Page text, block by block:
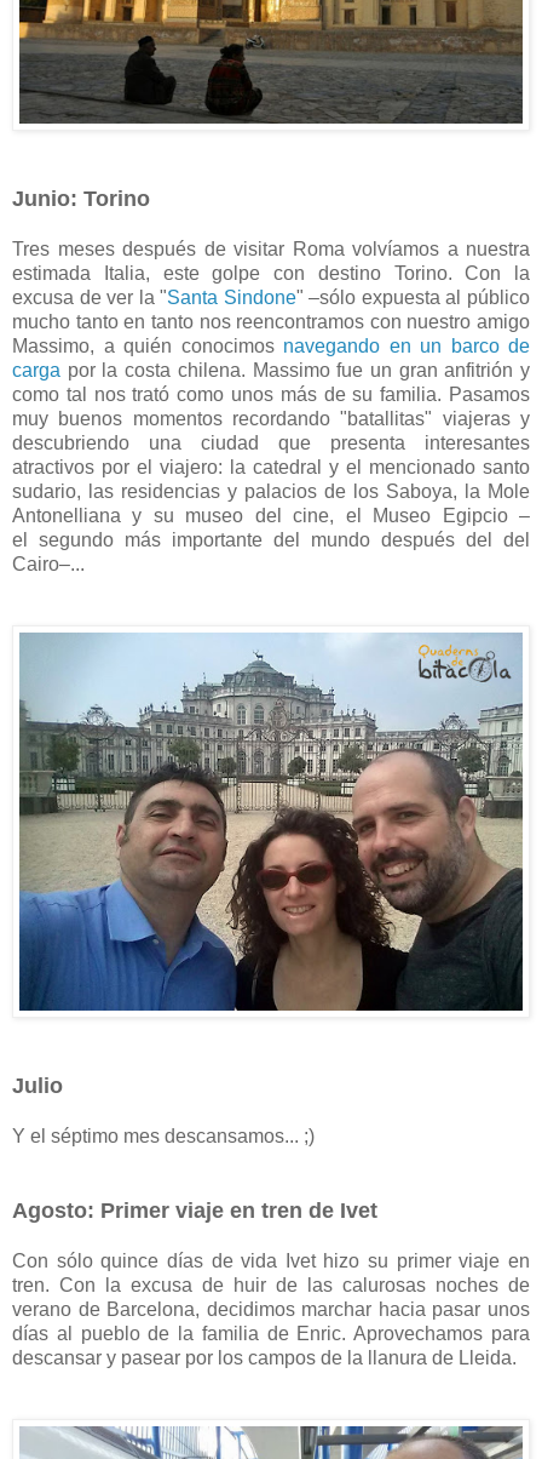
Junio: Torino
Tres meses después de visitar Roma volvíamos a nuestra
estimada Italia, este golpe con destino Torino. Con la
excusa de ver la "Santa Sindone" –sólo expuesta al público
mucho tanto en tanto nos reencontramos con nuestro amigo
Massimo, a quién conocimos navegando en un barco de
carga por la costa chilena. Massimo fue un gran anfitrión y
como tal nos trató como unos más de su familia. Pasamos
muy buenos momentos recordando "batallitas" viajeras y
descubriendo una ciudad que presenta interesantes
atractivos por el viajero: la catedral y el mencionado santo
sudario, las residencias y palacios de los Saboya, la Mole
Antonelliana y su museo del cine, el Museo Egipcio –
el segundo más importante del mundo después del del
Cairo–...
Julio
Y el séptimo mes descansamos... ;)
Agosto: Primer viaje en tren de Ivet
Con sólo quince días de vida Ivet hizo su primer viaje en
tren. Con la excusa de huir de las calurosas noches de
verano de Barcelona, decidimos marchar hacia pasar unos
días al pueblo de la familia de Enric. Aprovechamos para
descansar y pasear por los campos de la llanura de Lleida.